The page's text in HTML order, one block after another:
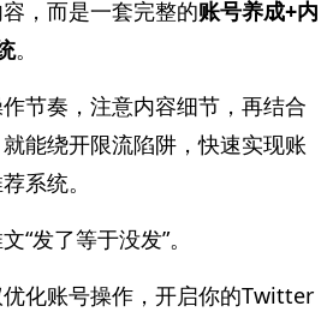
，而是一套完整的账号养成+内
。
节奏，注意内容细节，再结合
能绕开限流陷阱，快速实现账
系统。
“发了等于没发”。
化账号操作，开启你的Twitter